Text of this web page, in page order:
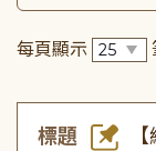
每頁顯示
標題